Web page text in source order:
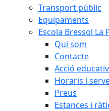
Transport públic
Equipaments
Escola Bressol La
Qui som
Contacte
Acció
Horaris i
Preus
Estances i